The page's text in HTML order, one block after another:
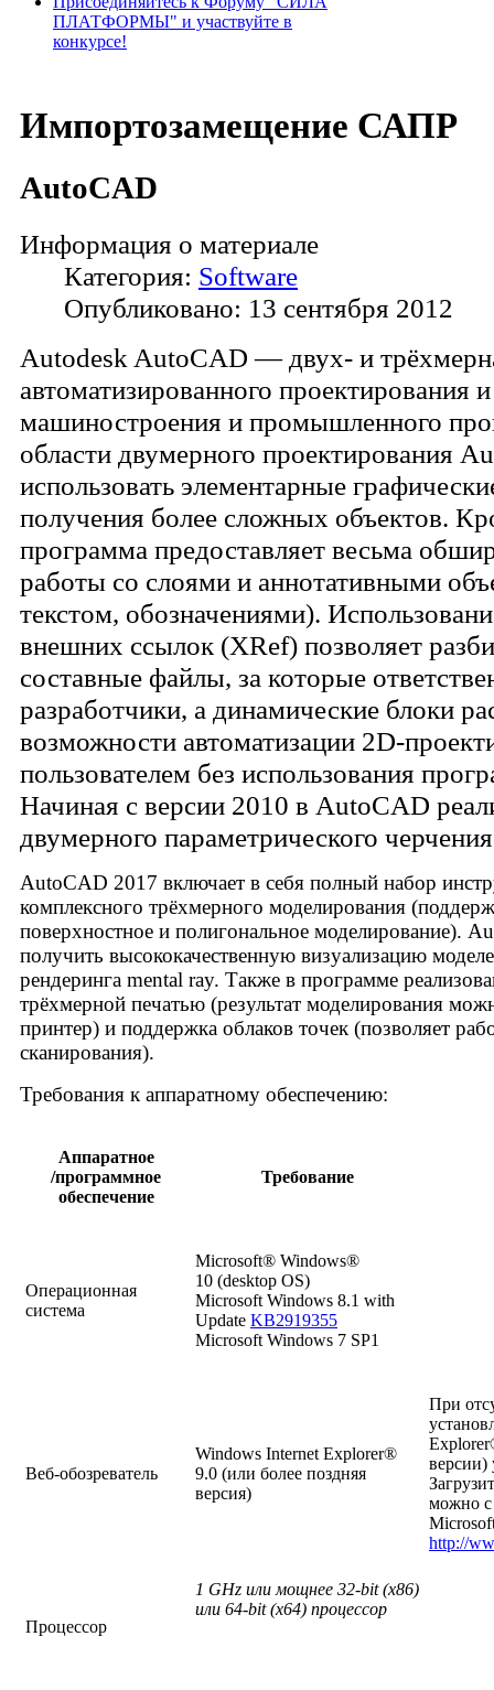
ПЛАТФОРМЫ" и участвуйте в
конкурсе!
Импортозамещение САПР
AutoCAD
Информация о материале
Категория: Software
Опубликовано: 13 сентября 2012
Autodesk AutoCAD — двух- и
автоматизированного проектирования
машиностроения и промышленного
области двумерного проектирования
использовать элементарные
получения более сложных объектов.
программа предоставляет весьма
работы со слоями и аннотативными
текстом, обозначениями).
внешних ссылок (XRef) позволяет
составные файлы, за которые
разработчики, а динамические блоки
возможности автоматизации 2D-
пользователем без использования
Начиная с версии 2010 в AutoCAD
двумерного параметрического
AutoCAD 2017 включает в себя полный набор
комплексного трёхмерного моделирования
поверхностное и полигональное моделирование).
получить высококачественную визуализацию
рендеринга mental ray. Также в программе
трёхмерной печатью (результат моделирования
принтер) и поддержка облаков точек (позволяет
сканирования).
Требования к аппаратному обеспечению:
Аппаратное
/программное
обеспечение
Требование
Операционная
система
Microsoft® Windows®
10 (desktop OS)
Microsoft Windows 8.1 with
Update KB2919355
Microsoft Windows 7 SP1
Веб-обозреватель
Windows Internet Explorer®
9.0 (или более поздняя
версия)
При
версии)
можно с
http://
Процессор
1 GHz или мощнее 32-bit (x86)
или 64-bit (x64) процессор